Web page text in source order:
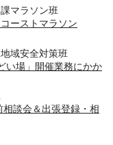
マラソン班
ーストマラソン
域安全対策班
い場」開催業務にかか
談会＆出張登録・相